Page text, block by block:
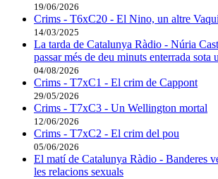
19/06/2026
Crims - T6xC20 - El Nino, un altre
14/03/2025
La tarda de Catalunya Ràdio - Núria
passar més de deu minuts enterrada sota
04/08/2026
Crims - T7xC1 - El crim de Cappont
29/05/2026
Crims - T7xC3 - Un Wellington mortal
12/06/2026
Crims - T7xC2 - El crim del pou
05/06/2026
El matí de Catalunya Ràdio - Banderes
les relacions sexuals